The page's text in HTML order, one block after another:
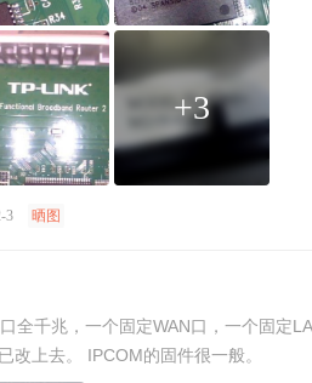
+3
3 晒图
全千兆，一个固定WAN口，一个固定
改上去。 IPCOM的固件很一般。